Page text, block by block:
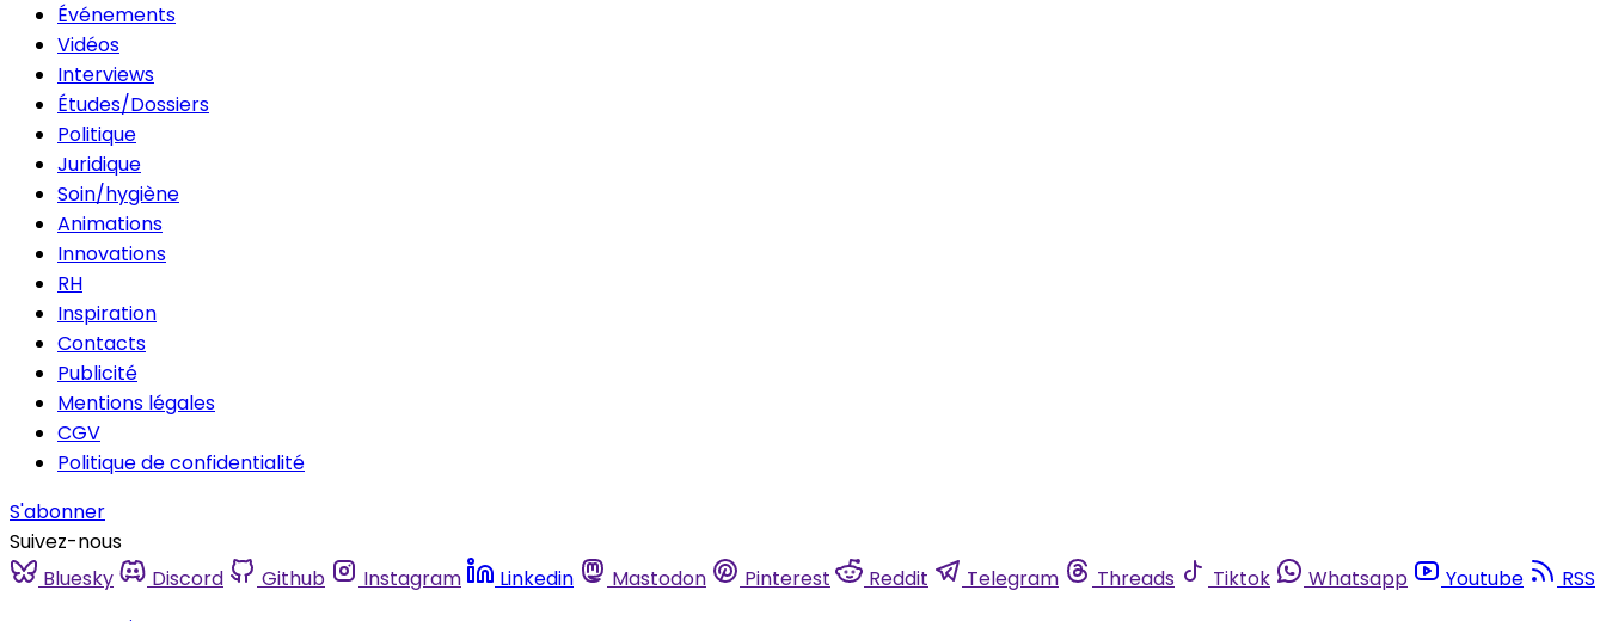
Événements
Vidéos
Interviews
Études/Dossiers
Politique
Juridique
Soin/hygiène
Animations
Innovations
RH
Inspiration
Contacts
Publicité
Mentions légales
CGV
Politique de confidentialité
S'abonner
Suivez-nous
Bluesky
Discord Github Instagram Linkedin Mastodon Pinterest Reddit Telegram Threads Tiktok Whatsapp Youtube
RSS